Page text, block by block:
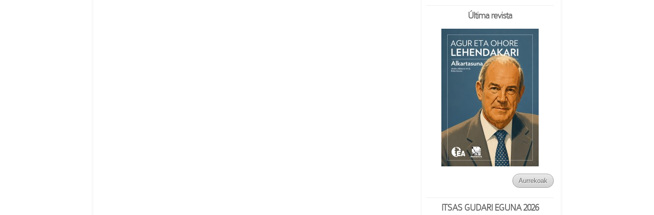
Última revista
Aurrekoak
ITSAS GUDARI EGUNA 2026